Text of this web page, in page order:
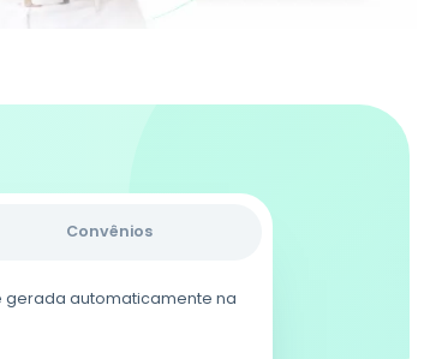
Convênios
gerada automaticamente na